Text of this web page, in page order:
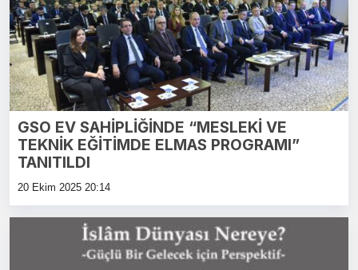
GSO EV SAHİPLİĞİNDE “MESLEKİ VE
TEKNİK EĞİTİMDE ELMAS PROGRAMI”
TANITILDI
20 Ekim 2025 20:14